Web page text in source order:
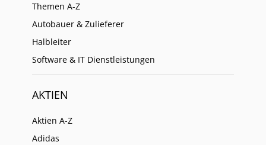
Themen A-Z
Autobauer & Zulieferer
Halbleiter
Software & IT Dienstleistungen
AKTIEN
Aktien A-Z
Adidas